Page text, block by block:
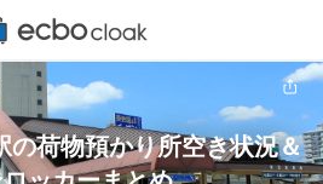
荷物預かり所空き状況＆